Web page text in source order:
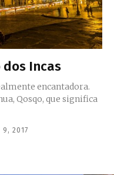
dos Incas
encantadora.
Qosqo, que significa
9, 2017